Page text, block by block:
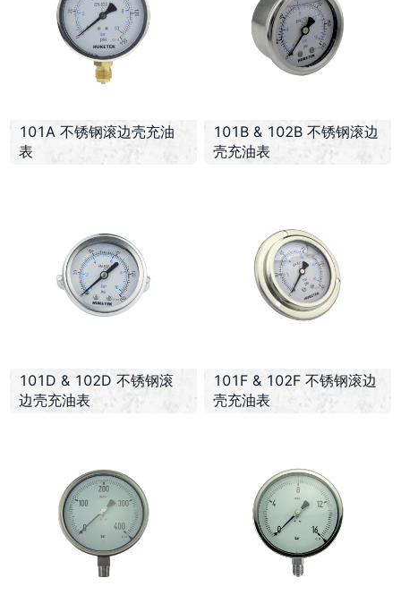
101A 不锈钢滚边壳充油
表
101B & 102B 不锈钢滚边
壳充油表
101D & 102D 不锈钢滚
边壳充油表
101F & 102F 不锈钢滚边
壳充油表